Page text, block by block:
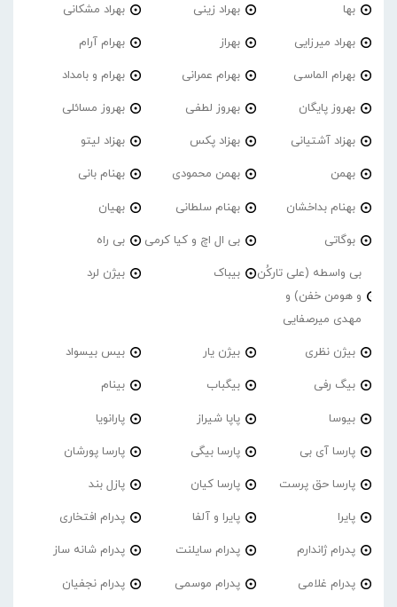
بها بهراد زینی بهراد مشکانی
بهراد میرزایی بهراز بهرام آرام
بهرام الماسی بهرام عمرانی بهرام و بامداد
بهروز پایگان بهروز لطفی بهروز مسائلی
بهزاد آشتیانی بهزاد پکس بهزاد لیتو
بهمن بهمن محمودی بهنام بانی
بهنام بداخشان بهنام سلطانی بهیان
بوگاتی بی ال اچ و کیا کرمی بی راه
بی واسطه (علی تارکُن
و هومن خفن) و
مهدی میرصفایی
بیباک بیژن لرد
بیژن نظری بیژن یار بیس بیسواد
بیگ رفی بیگباب بینام
بیوسا پاپا شیراز پارانویا
پارسا آی بی پارسا بیگی پارسا پورشان
پارسا حق پرست پارسا کیان پازل بند
پایرا پایرا و آلفا پدرام افتخاری
پدرام ژاندارم پدرام‌ سایلنت پدرام شانه ساز
پدرام غلامی پدرام موسمی پدرام نجفیان